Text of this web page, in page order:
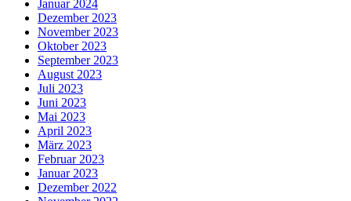
Januar 2024
Dezember 2023
November 2023
Oktober 2023
September 2023
August 2023
Juli 2023
Juni 2023
Mai 2023
April 2023
März 2023
Februar 2023
Januar 2023
Dezember 2022